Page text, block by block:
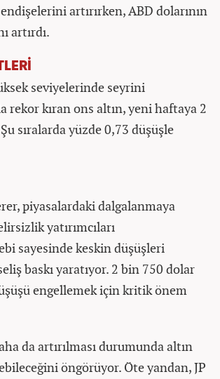
artırırken, ABD dolarının
artırdı.
seviyelerinde seyrini
kıran ons altın, yeni haftaya 2
sıralarda yüzde 0,73 düşüşle
piyasalardaki dalgalanmaya
yatırımcıları
sayesinde keskin düşüşleri
baskı yaratıyor. 2 bin 750 dolar
engellemek için kritik önem
da artırılması durumunda altın
öngörüyor. Öte yandan, JP